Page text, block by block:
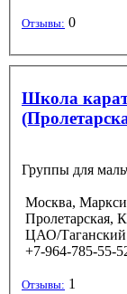
Отзывы: 0
Школа
Группы для
Москва,
Пролетарская,
ЦАО/Таганский
+7-964-785-55-
Отзывы: 1